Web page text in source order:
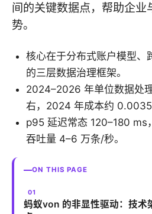
间的关键数据点，帮助企业
势。
核心在于分布式账户模型、
的三层数据治理框架。
2024–2026 年单位数据处
右，2024 年成本约 0.0035
p95 延迟常态 120–180 ms
吞吐量 4–6 万条/秒。
ON THIS PAGE
蚂蚁von 的非显性驱动：技术